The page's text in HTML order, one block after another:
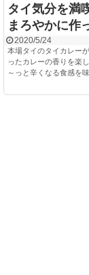
タイ気分を満
まろやかに作
2020/5/24
本場タイのタイカレー
ったカレーの香りを楽
～っと辛くなる食感を味